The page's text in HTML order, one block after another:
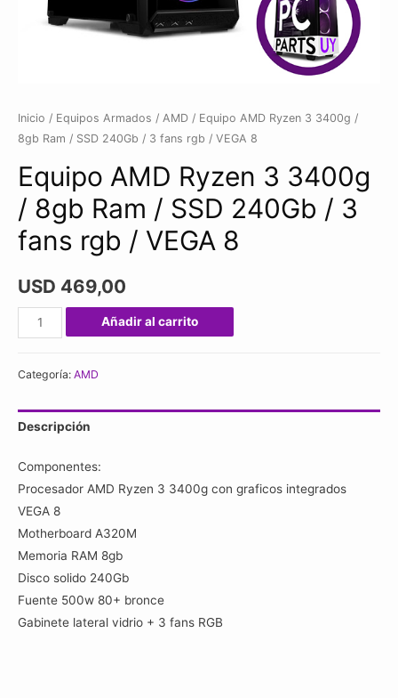
Inicio / Equipos Armados / AMD / Equipo AMD Ryzen 3 3400g /
8gb Ram / SSD 240Gb / 3 fans rgb / VEGA 8
Equipo AMD Ryzen 3 3400g
/ 8gb Ram / SSD 240Gb / 3
fans rgb / VEGA 8
USD 469,00
Equipo
AMD
/
Ram
/
SSD
240Gb
/
3
fans
rgb
Añadir al carrito
Categoría: AMD
Descripción
Componentes:
Procesador AMD Ryzen 3 3400g con graficos integrados
VEGA 8
Motherboard A320M
Memoria RAM 8gb
Disco solido 240Gb
Fuente 500w 80+ bronce
Gabinete lateral vidrio + 3 fans RGB